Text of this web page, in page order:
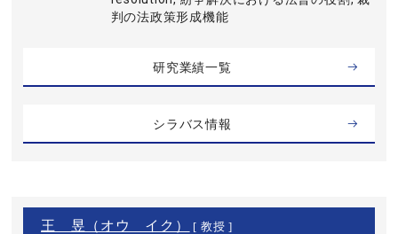
判の法政策形成機能
研究業績一覧
シラバス情報
王 昱（オウ イク） [ 教授 ]